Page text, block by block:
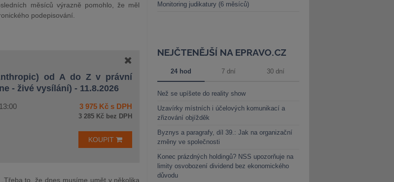
měsíců výrazně pomohlo, že měl
podepisování.
od A do Z v právní
- živé vysílání) - 11.8.2026
3 975 Kč s DPH
3 285 Kč bez DPH
KOUPIT
to, že dnes musíme umět v několika
Monitoring judikatury (6 měsíců)
NEJČTENĚJŠÍ NA EPRAVO.CZ
24 hod 7 dní 30 dní
Než se upíšete do reality show
Uzavírky místních i účelových komunikací a
zřizování objížděk
Byznys a paragrafy, díl 39.: Jak na organizační
změny ve společnosti
Konec prázdných holdingů? NSS upozorňuje na
limity osvobození dividend bez ekonomického
důvodu